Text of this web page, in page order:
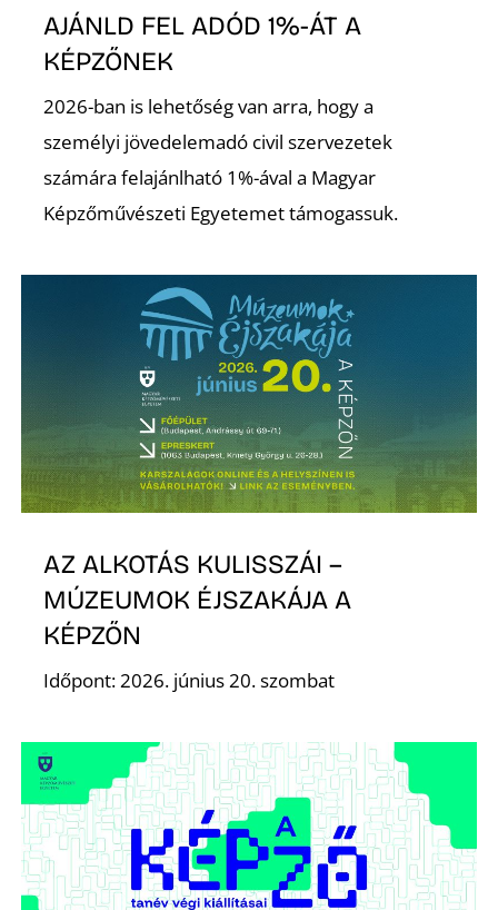
AJÁNLD FEL ADÓD 1%-ÁT A
KÉPZŐNEK
2026-ban is lehetőség van arra, hogy a
személyi jövedelemadó civil szervezetek
számára felajánlható 1%-ával a Magyar
Képzőművészeti Egyetemet támogassuk.
AZ ALKOTÁS KULISSZÁI –
MÚZEUMOK ÉJSZAKÁJA A
KÉPZŐN
Időpont: 2026. június 20. szombat